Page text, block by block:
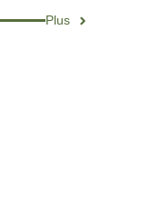
Plus